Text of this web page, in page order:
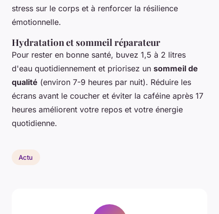
stress sur le corps et à renforcer la résilience
émotionnelle.
Hydratation et sommeil réparateur
Pour rester en bonne santé, buvez 1,5 à 2 litres
d'eau quotidiennement et priorisez un sommeil de
qualité (environ 7-9 heures par nuit). Réduire les
écrans avant le coucher et éviter la caféine après 17
heures améliorent votre repos et votre énergie
quotidienne.
Actu